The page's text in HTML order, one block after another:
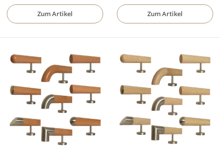
Zum Artikel Zum Artikel